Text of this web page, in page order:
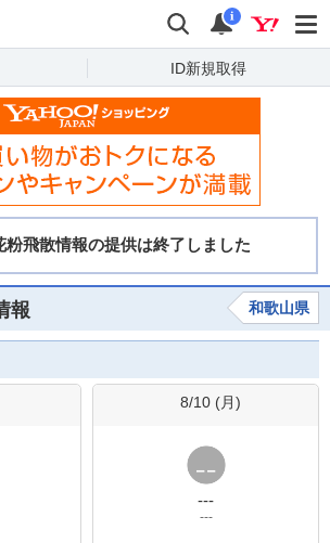
検索 通知
i
ID新規取得
報 和歌山県
8/10 (月)
---
---